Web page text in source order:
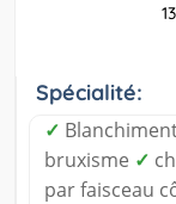
Spécialité:
✓
bruxisme ✓
par faisceau